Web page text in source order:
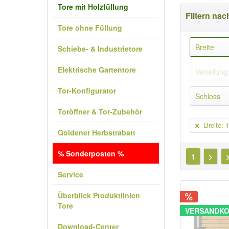
Tore mit Holzfüllung
Tore ohne Füllung
Schiebe- & Industrietore
Elektrische Gartentore
Tor-Konfigurator
Toröffner & Tor-Zubehör
Goldener Herbstrabatt
% Sonderposten %
Service
Überblick Produktlinien
Tore
Download-Center
Filtern
Breite
100
125
150
250
350
400
Schloss
Breite:
1